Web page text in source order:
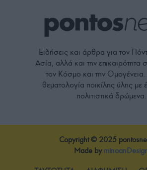
Ειδήσεις και άρθρα για τον
Ασία, αλλά και την επικαιρότητα
τον Κόσμο και την
θεματολογία ποικίλης ύλης
πολιτιστικά δρώμενα.
Copyright © 2025
Made by